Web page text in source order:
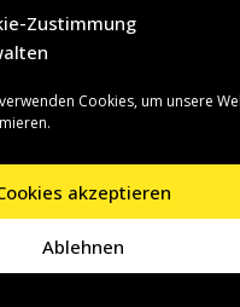
Zustimmung
Cookies, um unsere
akzeptieren
Ablehnen
WordPress